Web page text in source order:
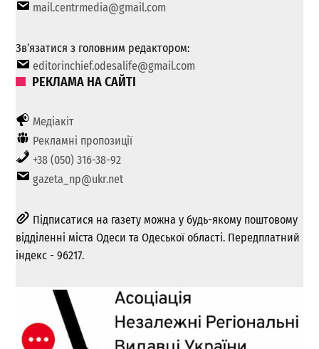
mail.centrmedia@gmail.com
Зв’язатися з головним редактором:
editorinchief.odesalife@gmail.com
РЕКЛАМА НА САЙТІ
Медіакіт
Рекламні пропозиції
+38 (050) 316-38-92
gazeta_np@ukr.net
Підписатися на газету можна у будь-якому поштовому
відділенні міста Одеси та Одеської області. Передплатний
індекс - 96217.